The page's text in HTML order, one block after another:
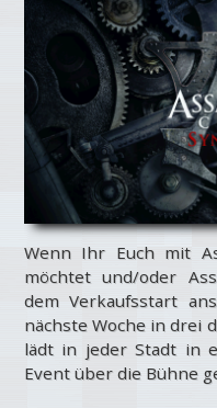
Wenn Ihr Euch mit
möchtet und/oder
dem Verkaufsstart
nächste Woche in drei
lädt in jeder Stadt in
Event über die Bühne